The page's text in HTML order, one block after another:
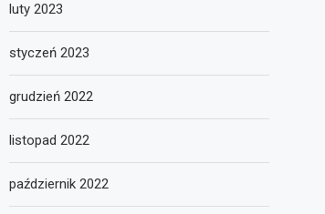
luty 2023
styczeń 2023
grudzień 2022
listopad 2022
październik 2022